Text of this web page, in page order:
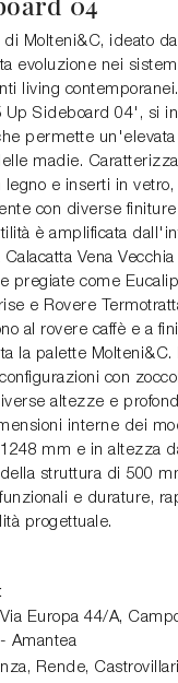
di Molteni&C, ideato
evoluzione nei
living
Up Sideboard 04', si
permette un'elevata
madie.
e inserti in vetro,
con diverse
è amplificata
Vena
pregiate come
e Rovere
al rovere caffè e a
la palette Molteni&C.
con
altezze e
interne dei
mm e in altezza
struttura di 500
e durature,
progettuale.
Via Europa 44/A,
- Amantea
Rende,